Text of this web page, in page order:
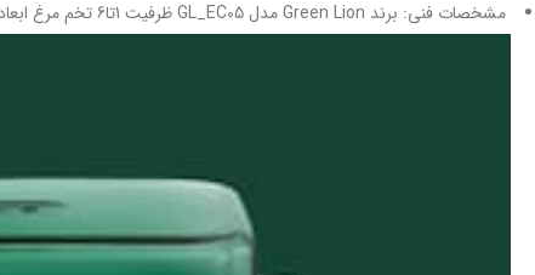
مشخصات فنی: برند Green Lion مدل GL_EC05 ظرفیت 1تا6 تخم مرغ ابعاد 145*152*210 میلی متر توان مصرفی 400 وات ولتاژ 230ولت ولتاژ اسمی 230 ولت